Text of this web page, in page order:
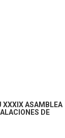
XXXIX ASAMBLEA
DE